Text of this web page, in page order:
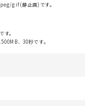
gif(静止画)です。
。
、30秒です。